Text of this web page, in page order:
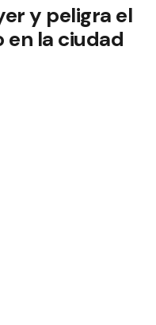
y peligra el
en la ciudad